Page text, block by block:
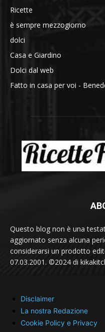
Ricette
è sempre mezzogiorno
dolci
Casa e Giardino
Dolci dal web
Fatto in casa per voi -
Questo blog non è una
aggiornato senza alcuna
considerarsi un prodotto
07.03.2001. ©2024 di
Disclaimer
La nostra Redazione
Cookie Policy e Privacy